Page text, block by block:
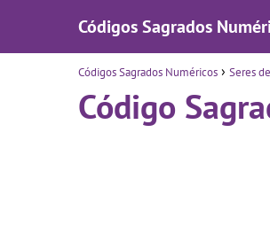
Códigos Sagrados
Códigos Sagrados Numéricos Seres
Código